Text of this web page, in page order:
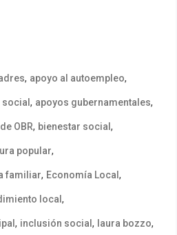
, apoyo al autoempleo,
, apoyos gubernamentales,
OBR, bienestar social ,
popular,
familiar, Economía Local ,
local ,
, inclusión social , laura bozzo,